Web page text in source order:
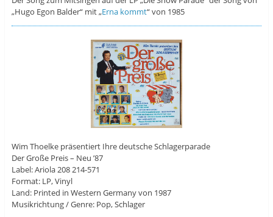
„Hugo Egon Balder“ mit „Erna kommt“ von 1985
Wim Thoelke präsentiert Ihre deutsche Schlagerparade
Der Große Preis – Neu ’87
Label: Ariola 208 214-571
Format: LP, Vinyl
Land: Printed in Western Germany von 1987
Musikrichtung / Genre: Pop, Schlager